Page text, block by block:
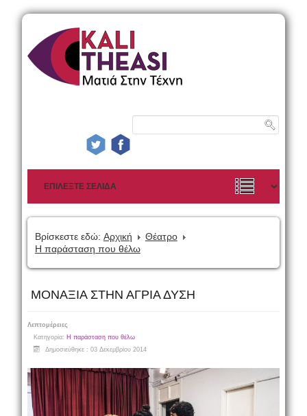
Βρίσκεστε εδώ: Αρχική
Θέατρο
Η παράσταση που θέλω
ΜΟΝΑΞΙΑ ΣΤΗΝ ΑΓΡΙΑ ΔΥΣΗ
Λεπτομέρειες
Κατηγορία: Η παράσταση που θέλω
Δημοσιεύθηκε : 03 Δεκεμβρίου 2014